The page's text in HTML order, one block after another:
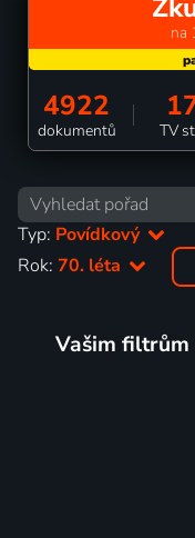
na
4922
dokumentů TV
Typ: Povídkový
Rok: 70. léta
Vašim filtrům